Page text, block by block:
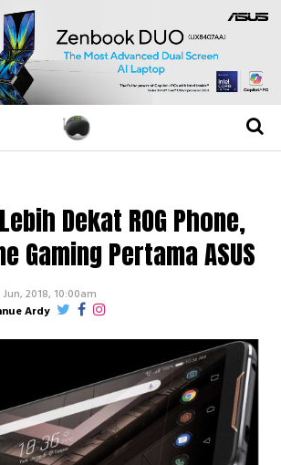
Dekat ROG Phone,
Gaming Pertama ASUS
Jun, 2018, 10:00am
Ardy